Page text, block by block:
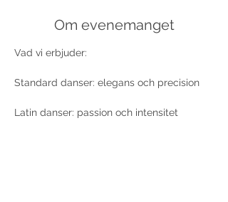
Om evenemanget
Vad vi erbjuder:
Standard danser: elegans och precision
Latin danser: passion och intensitet